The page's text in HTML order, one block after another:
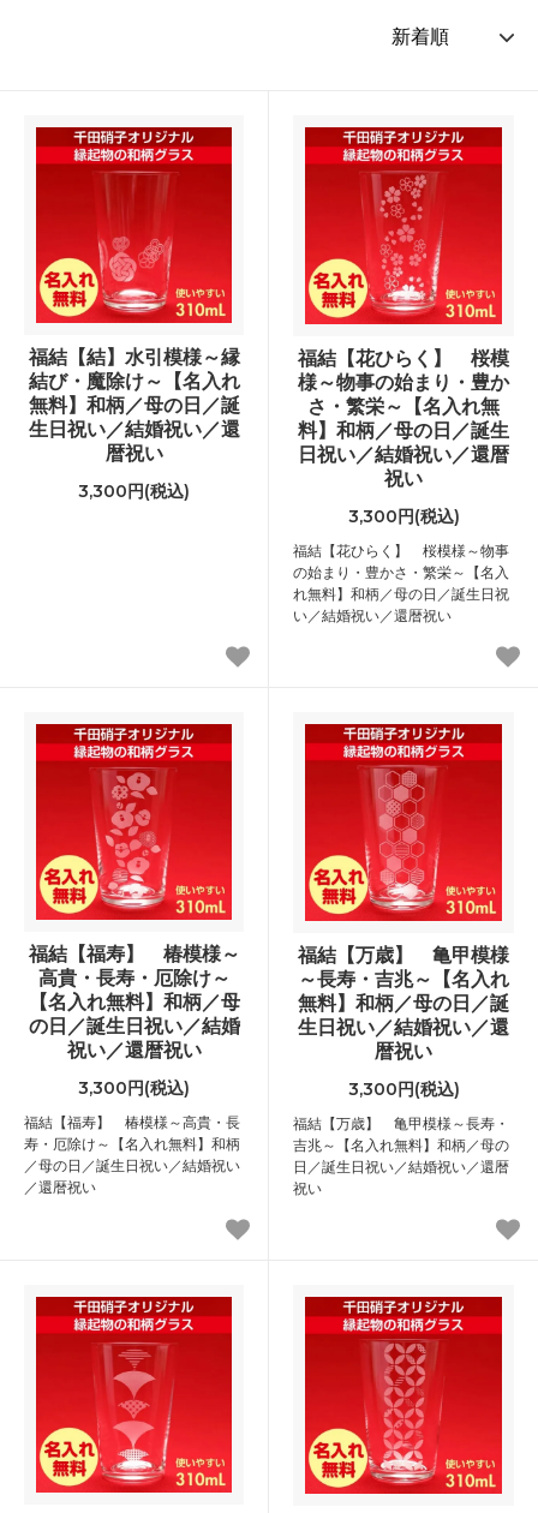
福結【結】水引模様～縁
結び・魔除け～【名入れ
無料】和柄／母の日／誕
生日祝い／結婚祝い／還
暦祝い
3,300円(税込)
福結【花ひらく】 桜模
様～物事の始まり・豊か
さ・繁栄～【名入れ無
料】和柄／母の日／誕生
日祝い／結婚祝い／還暦
祝い
3,300円(税込)
福結【花ひらく】 桜模様～物事
の始まり・豊かさ・繁栄～【名入
れ無料】和柄／母の日／誕生日祝
い／結婚祝い／還暦祝い
福結【福寿】 椿模様～
高貴・長寿・厄除け～
【名入れ無料】和柄／母
の日／誕生日祝い／結婚
祝い／還暦祝い
3,300円(税込)
福結【福寿】 椿模様～高貴・長
寿・厄除け～【名入れ無料】和柄
／母の日／誕生日祝い／結婚祝い
／還暦祝い
福結【万歳】 亀甲模様
～長寿・吉兆～【名入れ
無料】和柄／母の日／誕
生日祝い／結婚祝い／還
暦祝い
3,300円(税込)
福結【万歳】 亀甲模様～長寿・
吉兆～【名入れ無料】和柄／母の
日／誕生日祝い／結婚祝い／還暦
祝い